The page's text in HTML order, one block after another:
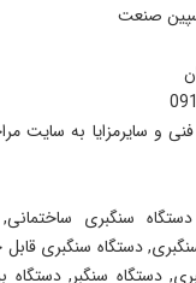
و سایرمزایا به سایت
سنگبری
دستگاه سنگبری
دستگاه سنگبر,